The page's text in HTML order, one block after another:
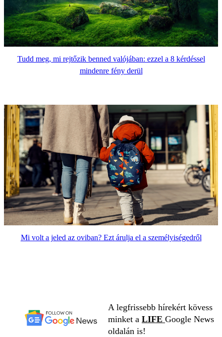
Tudd meg, mi rejtőzik benned valójában: ezzel a 8 kérdéssel
mindenre fény derül
Mi volt a jeled az oviban? Ezt árulja el a személyiségedről
A legfrissebb hírekért kövess
minket a LIFE Google News
oldalán is!